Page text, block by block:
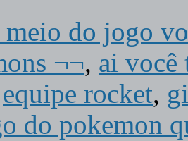
do jogo
¬¬, ai você
equipe rocket,
do pokemon